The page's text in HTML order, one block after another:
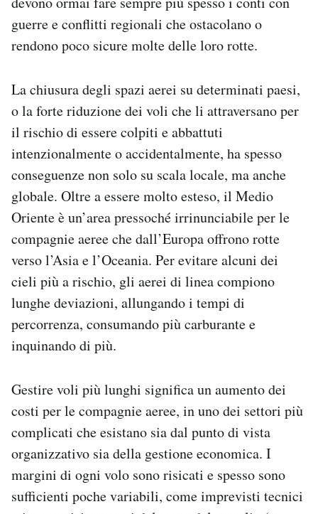
guerre e conflitti regionali che ostacolano o
rendono poco sicure molte delle loro rotte.
La chiusura degli spazi aerei su determinati paesi,
o la forte riduzione dei voli che li attraversano per
il rischio di essere colpiti e abbattuti
intenzionalmente o accidentalmente, ha spesso
conseguenze non solo su scala locale, ma anche
globale. Oltre a essere molto esteso, il Medio
Oriente è un’area pressoché irrinunciabile per le
compagnie aeree che dall’Europa offrono rotte
verso l’Asia e l’Oceania. Per evitare alcuni dei
cieli più a rischio, gli aerei di linea compiono
lunghe deviazioni, allungando i tempi di
percorrenza, consumando più carburante e
inquinando di più.
Gestire voli più lunghi significa un aumento dei
costi per le compagnie aeree, in uno dei settori più
complicati che esistano sia dal punto di vista
organizzativo sia della gestione economica. I
margini di ogni volo sono risicati e spesso sono
sufficienti poche variabili, come imprevisti tecnici